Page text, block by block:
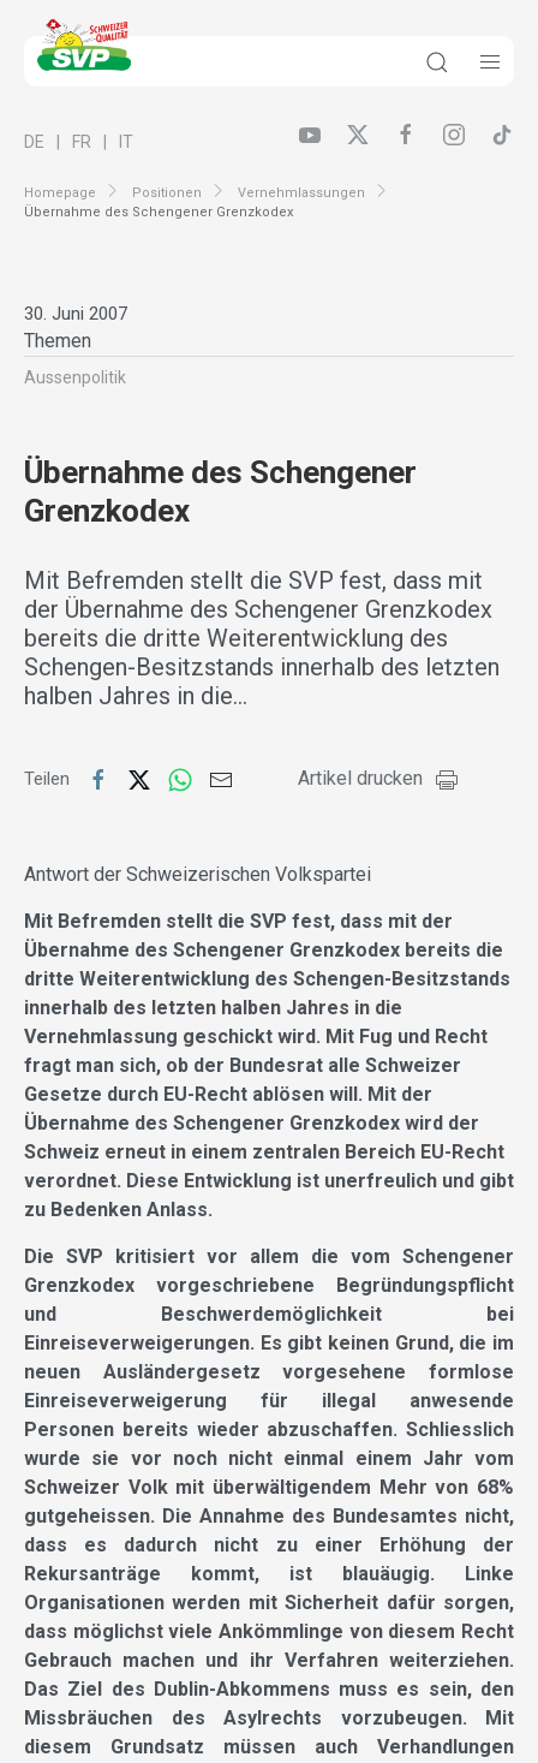
Homepage Positionen
Vernehmlassungen
Übernahme des Schengener Grenzkodex
DE FR IT
30. Juni 2007
Themen
Aussenpolitik
Übernahme des Schengener
Grenzkodex
Mit Befremden stellt die SVP fest, dass mit
der Übernahme des Schengener Grenzkodex
bereits die dritte Weiterentwicklung des
Schengen-Besitzstands innerhalb des letzten
halben Jahres in die…
Teilen Artikel drucken
Antwort der Schweizerischen Volkspartei
Mit Befremden stellt die SVP fest, dass mit der
Übernahme des Schengener Grenzkodex bereits die
dritte Weiterentwicklung des Schengen-Besitzstands
innerhalb des letzten halben Jahres in die
Vernehmlassung geschickt wird. Mit Fug und Recht
fragt man sich, ob der Bundesrat alle Schweizer
Gesetze durch EU-Recht ablösen will. Mit der
Übernahme des Schengener Grenzkodex wird der
Schweiz erneut in einem zentralen Bereich EU-Recht
verordnet. Diese Entwicklung ist unerfreulich und gibt
zu Bedenken Anlass.
Die SVP kritisiert vor allem die vom Schengener
Grenzkodex vorgeschriebene Begründungspflicht
und Beschwerdemöglichkeit bei
Einreiseverweigerungen. Es gibt keinen Grund, die im
neuen Ausländergesetz vorgesehene formlose
Einreiseverweigerung für illegal anwesende
Personen bereits wieder abzuschaffen. Schliesslich
wurde sie vor noch nicht einmal einem Jahr vom
Schweizer Volk mit überwältigendem Mehr von 68%
gutgeheissen. Die Annahme des Bundesamtes nicht,
dass es dadurch nicht zu einer Erhöhung der
Rekursanträge kommt, ist blauäugig. Linke
Organisationen werden mit Sicherheit dafür sorgen,
dass möglichst viele Ankömmlinge von diesem Recht
Gebrauch machen und ihr Verfahren weiterziehen.
Das Ziel des Dublin-Abkommens muss es sein, den
Missbräuchen des Asylrechts vorzubeugen. Mit
diesem Grundsatz müssen auch Verhandlungen